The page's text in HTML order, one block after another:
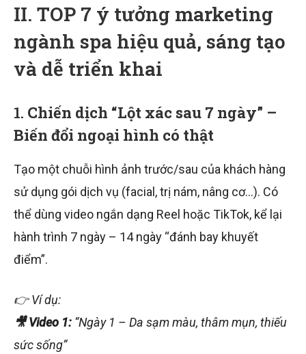
II. TOP 7 ý tưởng marketing
ngành spa hiệu quả, sáng tạo
và dễ triển khai
1. Chiến dịch “Lột xác sau 7 ngày” –
Biến đổi ngoại hình có thật
Tạo một chuỗi hình ảnh trước/sau của khách hàng
sử dụng gói dịch vụ (facial, trị nám, nâng cơ…). Có
thể dùng video ngắn dạng Reel hoặc TikTok, kể lại
hành trình 7 ngày – 14 ngày “đánh bay khuyết
điểm”.
👉 Ví dụ:
🎥 Video 1: “Ngày 1 – Da sạm màu, thâm mụn, thiếu
sức sống”